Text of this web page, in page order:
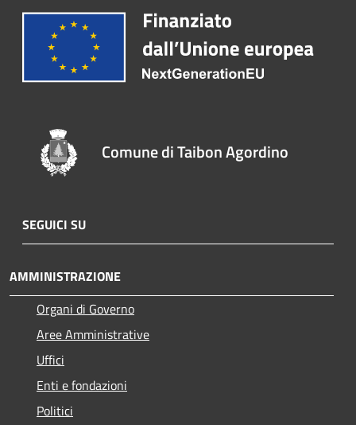
Comune di Taibon Agordino
SEGUICI SU
AMMINISTRAZIONE
Organi di Governo
Aree Amministrative
Uffici
Enti e fondazioni
Politici